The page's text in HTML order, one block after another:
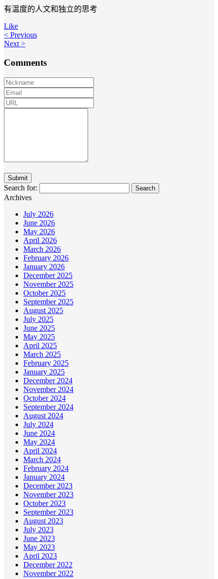
有温度的人文和独立的思考
Like
< Previous
Next >
Comments
Search for:
Archives
July 2026
June 2026
May 2026
April 2026
March 2026
February 2026
January 2026
December 2025
November 2025
October 2025
September 2025
August 2025
July 2025
June 2025
May 2025
April 2025
March 2025
February 2025
January 2025
December 2024
November 2024
October 2024
September 2024
August 2024
July 2024
June 2024
May 2024
April 2024
March 2024
February 2024
January 2024
December 2023
November 2023
October 2023
September 2023
August 2023
July 2023
June 2023
May 2023
April 2023
December 2022
November 2022